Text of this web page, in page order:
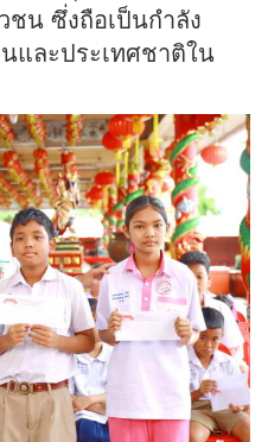
ชน ซึ่งถือเป็นกำลัง
ละประเทศชาติใน